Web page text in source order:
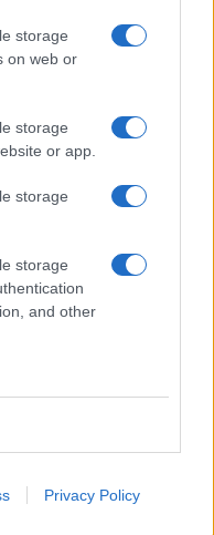
storage
on web or
storage
or app.
storage
storage
and other
Privacy Policy
περιλαμβάνουν